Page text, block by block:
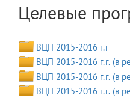
Целевые
ВЦП 2015-2016 г.г
ВЦП 2015-2016 г.г. (в
ВЦП 2015-2016 г.г. (в
ВЦП 2015-2016 г.г. (в